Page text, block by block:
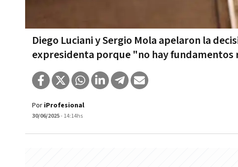
Diego Luciani y Sergio Mola apelaron la
expresidenta porque "no hay fundamentos
Por iProfesional
30/06/2025- 14:14hs